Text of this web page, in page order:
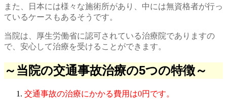
また、日本には様々な施術所があり、中には無資格者が行っ
ているケースもあるそうです。
当院は、厚生労働省に認可されている治療院でありますの
で、安心して治療を受けることができます。
～当院の交通事故治療の5つの特徴～
交通事故の治療にかかる費用は0円です。